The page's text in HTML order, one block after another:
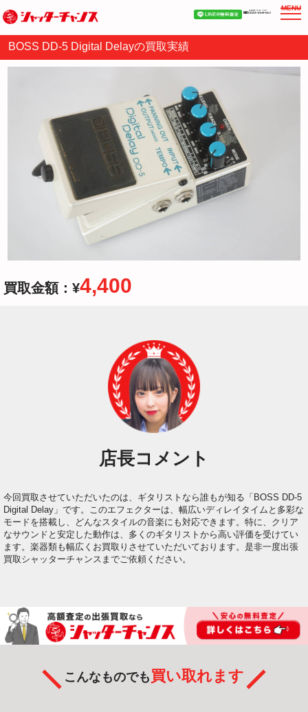
MENU
BOSS DD-5 Digital Delayの買取実績
買取金額：¥4,400
店長コメント
今回買取させていただいたのは、ギタリストなら誰もが知る「BOSS DD-5
Digital Delay」です。このエフェクターは、幅広いディレイタイムと多彩な
モードを搭載し、どんなスタイルの音楽にも対応できます。特に、クリア
なサウンドと安定した動作は、多くのギタリストから高い評価を受けてい
ます。楽器類も幅広くお買取りさせていただいております。是非一度出張
買取シャッターチャンスまでご依頼ください。
こんなものでも 買い取れます